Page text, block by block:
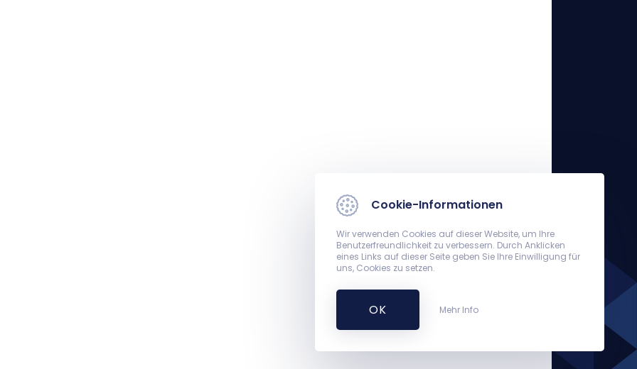
Cookie-Informationen
Wir verwenden Cookies auf dieser Website, um Ihre
Benutzerfreundlichkeit zu verbessern. Durch Anklicken
eines Links auf dieser Seite geben Sie Ihre Einwilligung für
uns, Cookies zu setzen.
OK Mehr Info